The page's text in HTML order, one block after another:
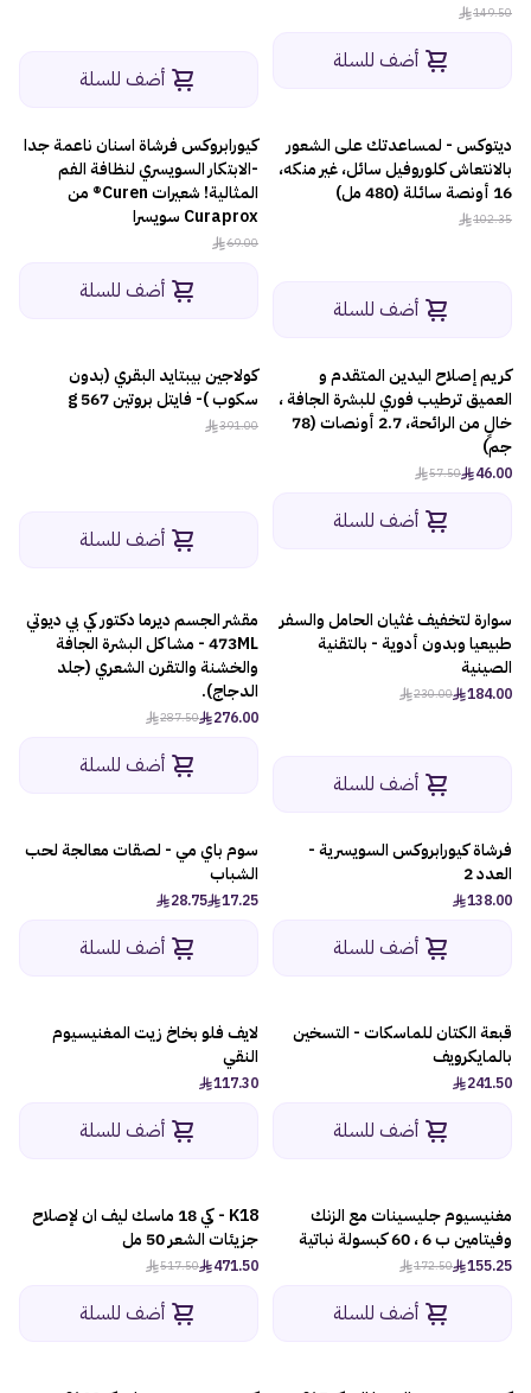
149.50
أضف للسلة
أضف للسلة
ديتوكس - لمساعدتك على الشعور
بالانتعاش كلوروفيل سائل، غير منكه،
16 أونصة سائلة (480 مل)
102.35
أضف للسلة
كيورابروكس فرشاة اسنان ناعمة جدا
-الابتكار السويسري لنظافة الفم
المثالية! شعيرات Curen® من
Curaprox سويسرا
69.00
أضف للسلة
-20%كريم إصلاح اليدين المتقدم و
العميق ترطيب فوري للبشرة الجافة ،
خالٍ من الرائحة، 2.7 أونصات (78
جم)
46.00
57.50
أضف للسلة
كولاجين بيبتايد البقري (بدون
سكوب )- فايتل بروتين 567 g
391.00
أضف للسلة
-20%
سوارة لتخفيف غثيان الحامل والسفر
طبيعيا وبدون أدوية - بالتقنية
الصينية
184.00
230.00
أضف للسلة
-4%
مقشر الجسم ديرما دكتور كي بي ديوتي
473ML - مشاكل البشرة الجافة
والخشنة والتقرن الشعري (جلد
الدجاج).
276.00
287.50
أضف للسلة
فرشاة كيورابروكس السويسرية -
العدد 2
138.00
أضف للسلة
-40%
سوم باي مي - لصقات معالجة لحب
الشباب
17.25
28.75
أضف للسلة
قبعة الكتان للماسكات - التسخين
بالمايكرويف
241.50
أضف للسلة
لايف فلو بخاخ زيت المغنيسيوم
النقي
117.30
أضف للسلة
-10%مغنيسيوم جليسينات مع الزنك
وفيتامين ب 6 ، 60 كبسولة نباتية
155.25
172.50
أضف للسلة
-9%
K18 - كي 18 ماسك ليف ان لإصلاح
جزيئات الشعر 50 مل
471.50
517.50
أضف للسلة